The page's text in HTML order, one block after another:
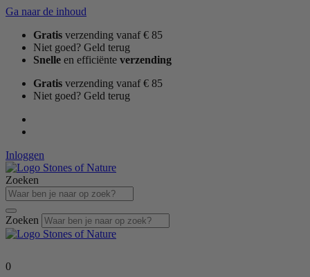
Ga naar de inhoud
Gratis verzending vanaf € 85
Niet goed? Geld terug
Snelle en efficiënte verzending
Gratis verzending vanaf € 85
Niet goed? Geld terug
Inloggen
Zoeken
Zoeken
0